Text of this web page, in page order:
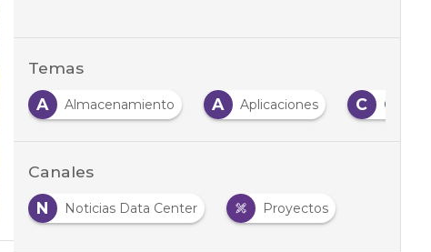
Temas
A Almacenamiento A Aplicaciones C
Canales
N
Noticias Data Center Proyectos